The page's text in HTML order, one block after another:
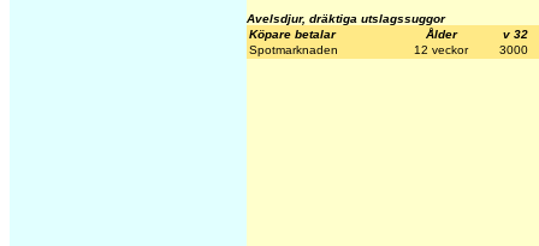
Avelsdjur, dräktiga utslagssuggor
Köpare betalar
Ålder
v 32
Spotmarknaden
12 veckor 3000